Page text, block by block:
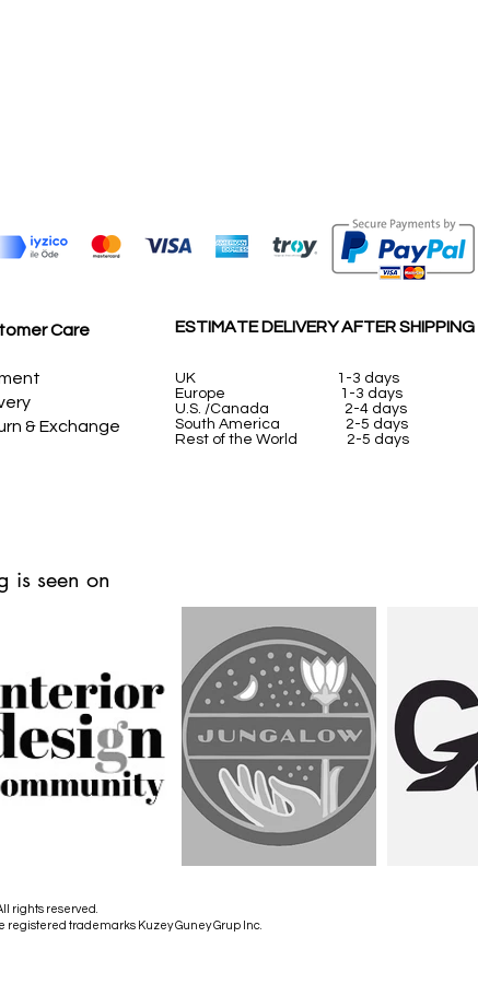
Care
& Exchange
ESTIMATE DELIVERY AFTER SHIPPING
UK
1-3 days
Europe 1-3 days
U.S. /Canada 2-4 days
South America 2-5 days
Rest of the World 2-5 days
is seen on
rights reserved.
trademarks Kuzey Guney Grup Inc.